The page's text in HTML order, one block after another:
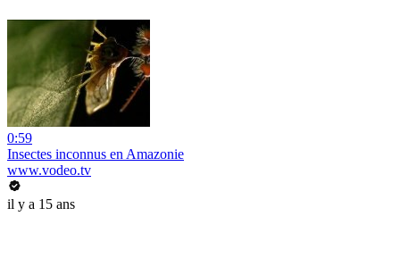
0:59
Insectes inconnus en Amazonie
www.vodeo.tv
il y a 15 ans